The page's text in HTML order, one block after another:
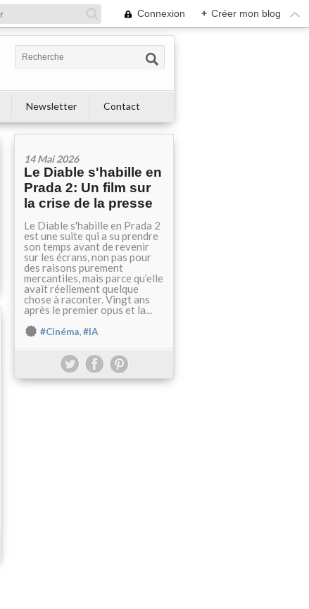
Connexion + Créer mon blog
Newsletter Contact
14 Mai 2026
Le Diable s'habille en
Prada 2: Un film sur
la crise de la presse
Le Diable s'habille en Prada 2
est une suite qui a su prendre
son temps avant de revenir
sur les écrans, non pas pour
des raisons purement
mercantiles, mais parce qu’elle
avait réellement quelque
chose à raconter. Vingt ans
après le premier opus et la...
#Cinéma,#IA